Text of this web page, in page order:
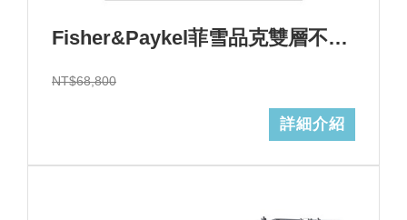
Fisher&Paykel菲雪品克雙層不鏽鋼洗碗機(14人份)型號:DD60DCHX9+基本安裝 (加Line ID:@ye888)結帳折$6800
NT$68,800
詳細介紹